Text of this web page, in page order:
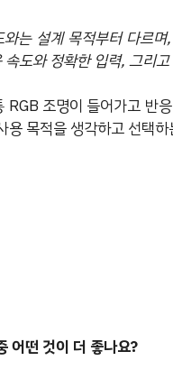
는 설계 목적부터 다르
도와 정확한 입력, 그리
RGB 조명이 들어가고 반
용 목적을 생각하고 선택
어떤 것이 더 좋나요?